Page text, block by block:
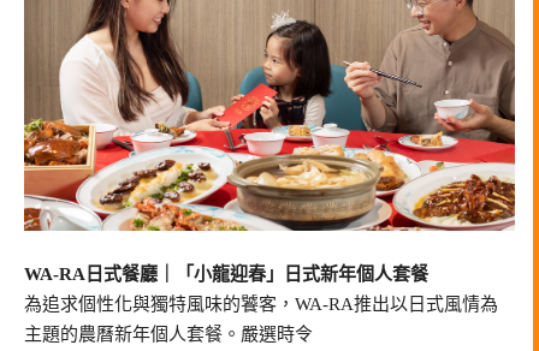
WA-RA日式餐廳｜「小龍迎春」日式新年個人套餐
為追求個性化與獨特風味的饕客，WA-RA推出以日式風情為
主題的農曆新年個人套餐。嚴選時令